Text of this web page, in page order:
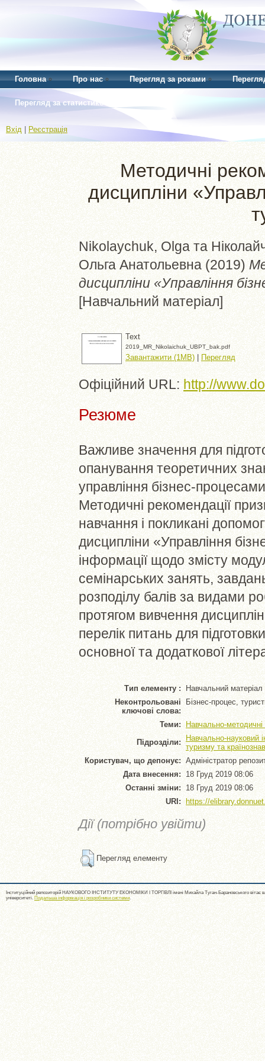
Головна Про нас Перегляд за роками
Перегляд за статистикою
Вхід Реєстрація
Методичні
дисципліни
Nikolaychuk, Olga та
Ольга Анатольевна (2019)
дисципліни «Управління
[Навчальний матеріал]
Text
2019_MR_Nikolaichuk_UBPT_bak.pdf
Завантажити (1MB) | Перегляд
Офіційний URL: http://
Резюме
Важливе значення для
опанування теоретичних
управління бізнес-
Методичні рекомендації
навчання і покликані
дисципліни «Управління
інформації щодо змісту
семінарських занять,
розподілу балів за видами
протягом вивчення
перелік питань для
основної та додаткової
Тип елементу :
Навчальний матеріал
Неконтрольовані
ключові слова:
Бізнес-процес,
Теми:
Навчально-
Підрозділи:
Навчально-науковий
туризму та
Користувач, що депонує: Адміністратор
Дата внесення: 18 Груд 2019 08:06
Останні зміни: 18 Груд 2019 08:06
URI:
https://
Дії (потрібно увійти)
Перегляд елементу
Інституційний репозиторій НАУКОВОГО ІНСТИТУТУ ЕКОНОМІКИ І ТОРГІВЛІ імені Михайла Туган-Барановського вітає
університеті. Подальша інформація і розробники системи